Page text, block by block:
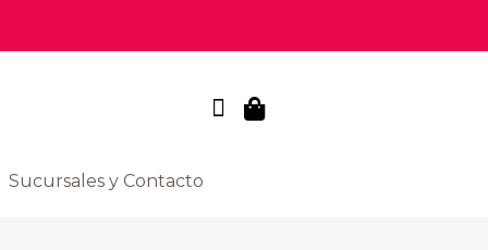
Sucursales y Contacto